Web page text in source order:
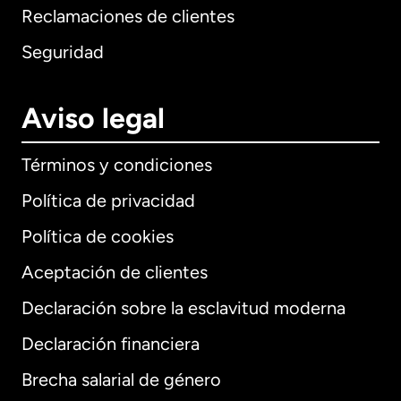
Reclamaciones de clientes
Seguridad
Aviso legal
Términos y condiciones
Política de privacidad
Política de cookies
Aceptación de clientes
Declaración sobre la esclavitud moderna
Declaración financiera
Brecha salarial de género
Internacional English